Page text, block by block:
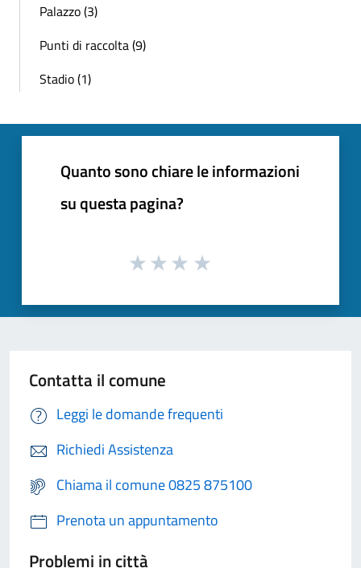
Palazzo (3)
Punti di raccolta (9)
Stadio (1)
Quanto sono chiare le informazioni
su questa pagina?
Contatta il comune
Leggi le domande frequenti
Richiedi Assistenza
Chiama il comune 0825 875100
Prenota un appuntamento
Problemi in città